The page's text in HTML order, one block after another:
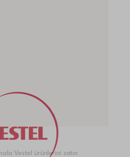
Vestel ürünlerini satın